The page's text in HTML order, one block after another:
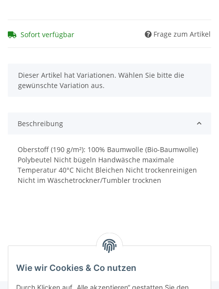
Sofort verfügbar Frage zum Artikel
x
Dieser Artikel hat Variationen. Wählen Sie bitte die
gewünschte Variation aus.
Beschreibung
Oberstoff (190 g/m²): 100% Baumwolle (Bio-Baumwolle)
Polybeutel Nicht bügeln Handwäsche maximale
Temperatur 40°C Nicht Bleichen Nicht trockenreinigen
Nicht im Wäschetrockner/Tumbler trocknen
Wie wir Cookies & Co nutzen